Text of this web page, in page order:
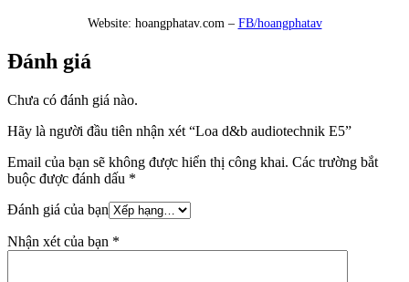
Website: hoangphatav.com – FB/hoangphatav
Đánh giá
Chưa có đánh giá nào.
Hãy là người đầu tiên nhận xét “Loa d&b audiotechnik E5”
Email của bạn sẽ không được hiển thị công khai. Các trường bắt
buộc được đánh dấu *
Đánh giá của bạn
Nhận xét của bạn *